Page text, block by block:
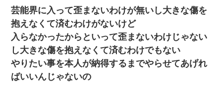
てよ！気持ち悪い！（ｼｯｼｯ」→ 後日、俺を見つけた母親がすっ飛
んできて・・・
ミスした新人(
)に冗談で「行為させてくれたら許してあげる」
って言ったら・・・
32歳ワイ、34歳の可愛い女と付き合うも現実を知ってしまい無事
死亡・・・
芸能界に入って歪まないわけが無いし大きな傷を
抱えなくて済むわけがないけど
入らなかったからといって歪まないわけじゃない
し大きな傷を抱えなくて済むわけでもない
やりたい事を本人が納得するまでやらせてあげれ
ばいいんじゃないの